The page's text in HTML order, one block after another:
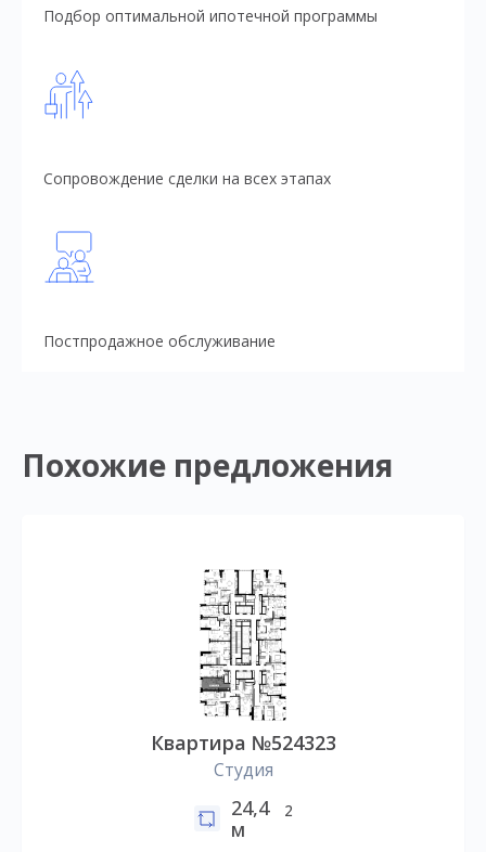
Подбор оптимальной ипотечной программы
Сопровождение сделки на всех этапах
Постпродажное обслуживание
Похожие предложения
Квартира №524323
Студия
24,4
м
2